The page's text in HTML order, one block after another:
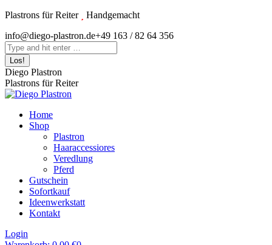
Zum
springen
Plastrons für Reiter
Handgemacht
Instagram
page
opens
in
new
window
info@diego-plastron.de+49 163 / 82 64 356
Search:
Diego Plastron
Plastrons für Reiter
Home
Shop
Plastron
Haaraccessiores
Veredlung
Pferd
Gutschein
Sofortkauf
Ideenwerkstatt
Kontakt
Login